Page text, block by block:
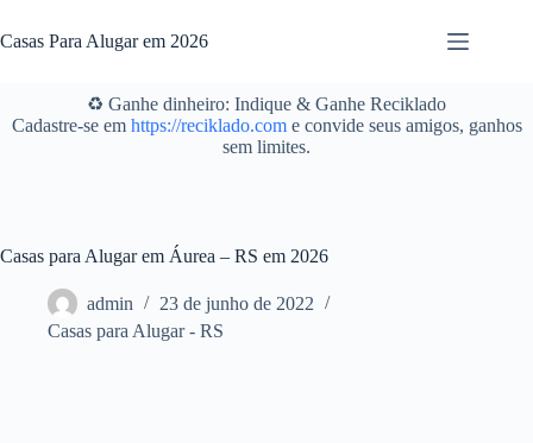
para
o
Casas Para Alugar em 2026
♻️ Ganhe dinheiro: Indique & Ganhe Reciklado
Cadastre-se em https://reciklado.come convide seus amigos, ganhos
sem limites.
Casas para Alugar em Áurea – RS em 2026
admin
23 de junho de 2022
Casas para Alugar - RS